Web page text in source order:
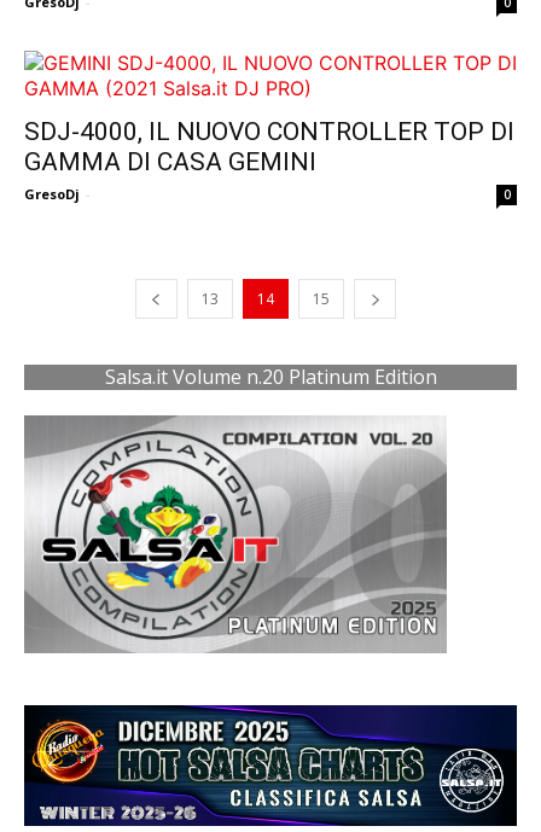
SDJ-4000, IL NUOVO CONTROLLER TOP DI
GAMMA DI CASA GEMINI
GresoDj - 0
13 14 15
Salsa.it Volume n.20 Platinum Edition